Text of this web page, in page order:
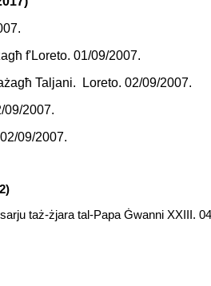
f'Loreto. 01/09/2007.
Taljani. Loreto. 02/09/2007.
09/2007.
09/2007.
taż-żjara tal-Papa Ġwanni XXIII.